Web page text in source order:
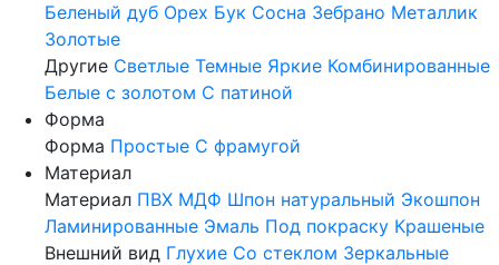
Беленый дуб Орех Бук Сосна Зебрано Металлик
Золотые
Другие Светлые Темные Яркие Комбинированные
Белые с золотом С патиной
Форма
Форма Простые С фрамугой
Материал
Материал ПВХ МДФ Шпон натуральный Экошпон
Ламинированные Эмаль Под покраску Крашеные
Внешний вид Глухие Со стеклом Зеркальные